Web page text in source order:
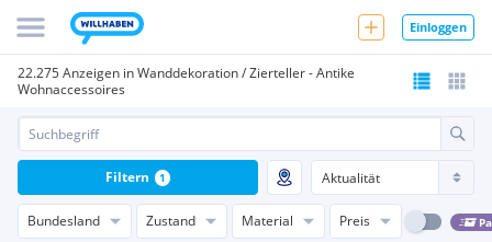
Einloggen
22.275 Anzeigen in Wanddekoration / Zierteller - Antike
Wohnaccessoires
Bundesland Zustand Material Preis
Filtern 1